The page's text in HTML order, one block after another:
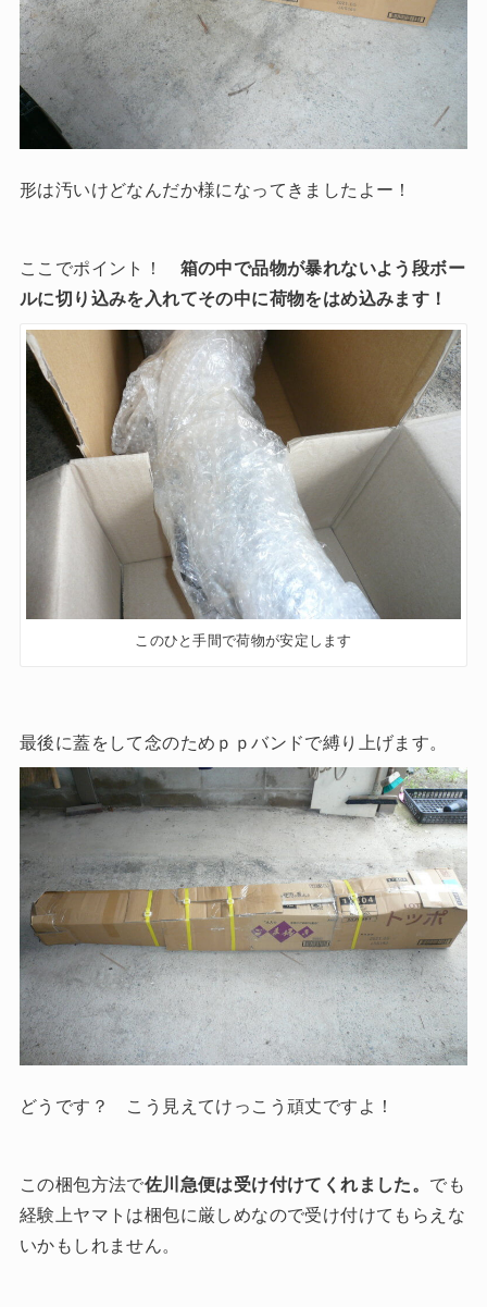
形は汚いけどなんだか様になってきましたよー！
ここでポイント！
箱の中で品物が暴れないよう段ボー
ルに切り込みを入れてその中に荷物をはめ込みます！
このひと手間で荷物が安定します
最後に蓋をして念のためｐｐバンドで縛り上げます。
どうです？ こう見えてけっこう頑丈ですよ！
この梱包方法で佐川急便は受け付けてくれました。 でも
経験上ヤマトは梱包に厳しめなので受け付けてもらえな
いかもしれません。